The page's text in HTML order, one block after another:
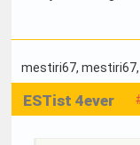
mestiri67, mestiri67
ESTist 4ever